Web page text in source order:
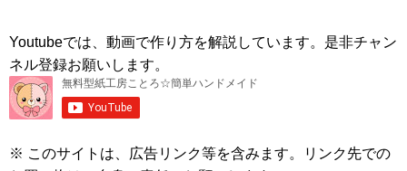
Youtubeでは、動画で作り方を解説しています。是非チャン
ネル登録お願いします。
※ このサイトは、広告リンク等を含みます。リンク先での